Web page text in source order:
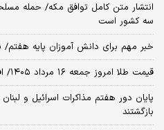
انتشار متن کامل توافق مکه/ حمله
سه کشور است
خبر مهم برای دانش آموزان پایه
قیمت طلا امروز جمعه ۱۶ مرداد ۱۴۰۵/ افزایش قیمت طلا
پایان دور هفتم مذاکرات اسرائیل و
بازگشتند